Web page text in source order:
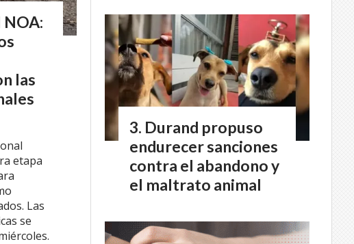
NOA:
las
etapa
Las
se
Durand propuso
endurecer sanciones
contra el abandono y
el maltrato animal